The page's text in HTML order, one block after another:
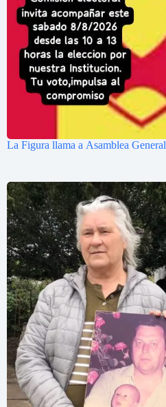
La Figura llama a Asamblea General